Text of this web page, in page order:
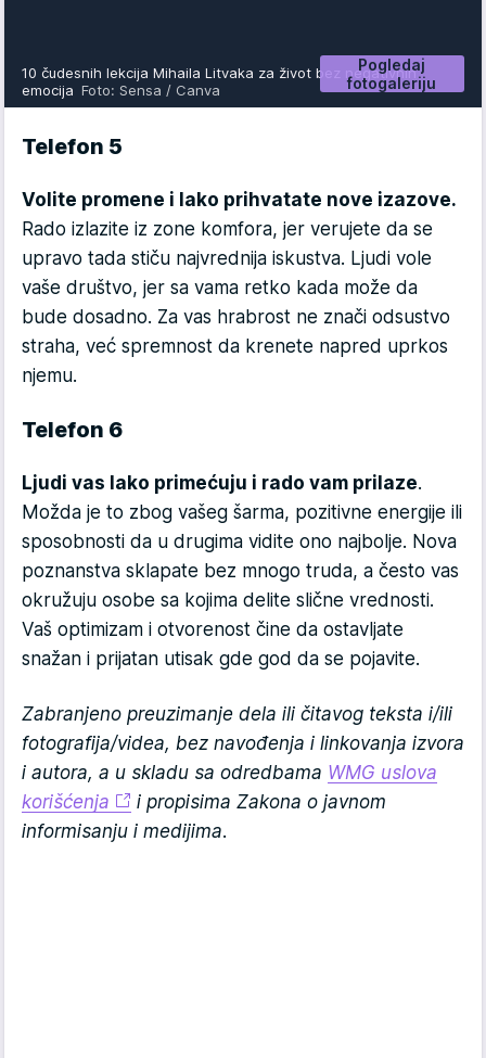
Pogledaj
fotogaleriju
10 čudesnih lekcija Mihaila Litvaka za život bez negativnih
emocija Foto: Sensa / Canva
Telefon 5
Volite promene i lako prihvatate nove izazove.
Rado izlazite iz zone komfora, jer verujete da se
upravo tada stiču najvrednija iskustva. Ljudi vole
vaše društvo, jer sa vama retko kada može da
bude dosadno. Za vas hrabrost ne znači odsustvo
straha, već spremnost da krenete napred uprkos
njemu.
Telefon 6
Ljudi vas lako primećuju i rado vam prilaze.
Možda je to zbog vašeg šarma, pozitivne energije ili
sposobnosti da u drugima vidite ono najbolje. Nova
poznanstva sklapate bez mnogo truda, a često vas
okružuju osobe sa kojima delite slične vrednosti.
Vaš optimizam i otvorenost čine da ostavljate
snažan i prijatan utisak gde god da se pojavite.
Zabranjeno preuzimanje dela ili čitavog teksta i/ili
fotografija/videa, bez navođenja i linkovanja izvora
i autora, a u skladu sa odredbama WMG uslova
korišćenja
i propisima Zakona o javnom
informisanju i medijima.